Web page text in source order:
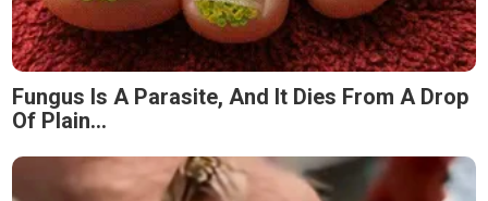
Fungus Is A Parasite, And It Dies From A Drop
Of Plain...